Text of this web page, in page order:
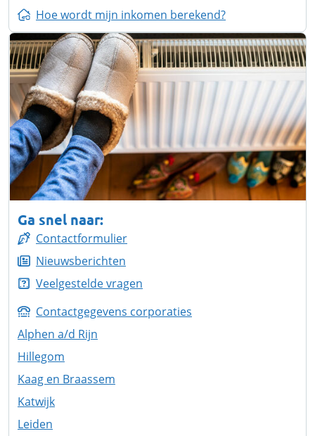
Hoe wordt mijn inkomen berekend?
Ga snel naar:
Contactformulier
Nieuwsberichten
Veelgestelde vragen
Contactgegevens corporaties
Alphen a/d Rijn
Hillegom
Kaag en Braassem
Katwijk
Leiden